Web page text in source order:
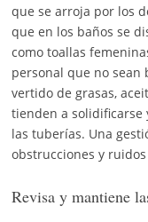
que se arroja por los
que en los baños se
como toallas
personal que no sean
vertido de grasas,
tienden a solidificarse
las tuberías. Una
obstrucciones y
Revisa y mantiene